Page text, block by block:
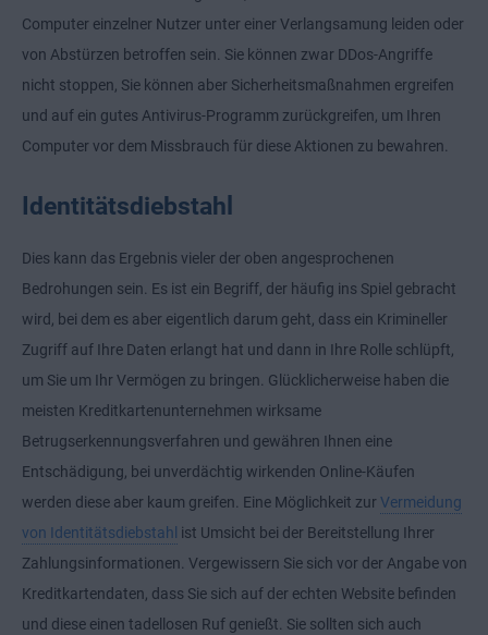
Computer einzelner Nutzer unter einer Verlangsamung leiden oder
von Abstürzen betroffen sein. Sie können zwar DDos-Angriffe
nicht stoppen, Sie können aber Sicherheitsmaßnahmen ergreifen
und auf ein gutes Antivirus-Programm zurückgreifen, um Ihren
Computer vor dem Missbrauch für diese Aktionen zu bewahren.
Identitätsdiebstahl
Dies kann das Ergebnis vieler der oben angesprochenen
Bedrohungen sein. Es ist ein Begriff, der häufig ins Spiel gebracht
wird, bei dem es aber eigentlich darum geht, dass ein Krimineller
Zugriff auf Ihre Daten erlangt hat und dann in Ihre Rolle schlüpft,
um Sie um Ihr Vermögen zu bringen. Glücklicherweise haben die
meisten Kreditkartenunternehmen wirksame
Betrugserkennungsverfahren und gewähren Ihnen eine
Entschädigung, bei unverdächtig wirkenden Online-Käufen
werden diese aber kaum greifen. Eine Möglichkeit zur Vermeidung
von Identitätsdiebstahl ist Umsicht bei der Bereitstellung Ihrer
Zahlungsinformationen. Vergewissern Sie sich vor der Angabe von
Kreditkartendaten, dass Sie sich auf der echten Website befinden
und diese einen tadellosen Ruf genießt. Sie sollten sich auch